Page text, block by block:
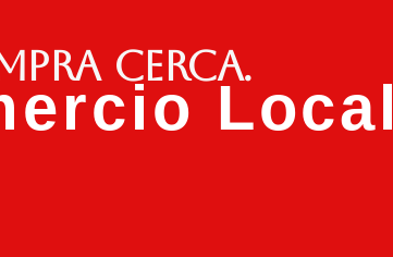
cerca.
Local